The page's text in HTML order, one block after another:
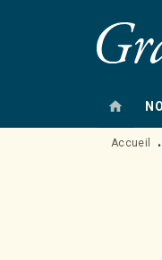
MENU
home
Accueil •